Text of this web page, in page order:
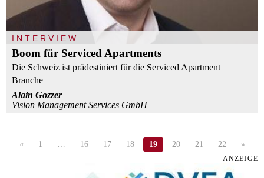
INTERVIEW
Boom für Serviced Apartments
Die Schweiz ist prädestiniert für die Serviced Apartment
Branche
Alain Gozzer
Vision Management Services GmbH
« 1 … 16 17 18 19 20 21 22 »
ANZEIGE